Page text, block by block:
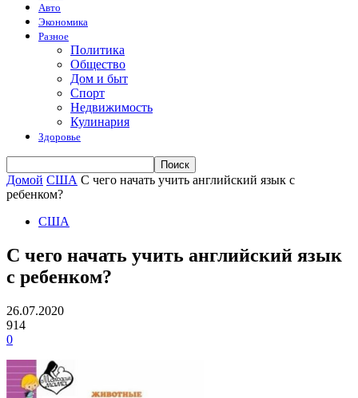
Авто
Экономика
Разное
Политика
Общество
Дом и быт
Спорт
Недвижимость
Кулинария
Здоровье
Домой США С чего начать учить английский язык с
ребенком?
США
С чего начать учить английский язык
с ребенком?
26.07.2020
914
0